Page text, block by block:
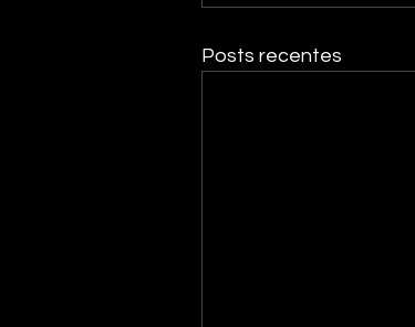
Posts recentes